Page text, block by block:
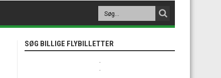
SØG BILLIGE FLYBILLETTER